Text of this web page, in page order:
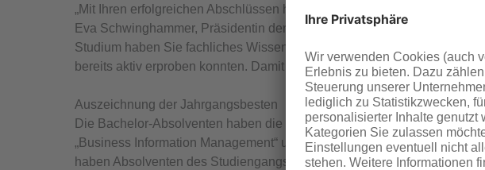
„Mit Ihren erfolgreichen Abschlüssen haben Sie sich beste
Eva Schwinghammer, Präsidentin der Provadis Hochschule, bei der
Studium haben Sie fachliches Wissen und berufliche Kompetenzen
bereits aktiv erproben konnten. Damit sind Sie gefragte Fach- und
Auszeichnung der Jahrgangsbesten
Die Bachelor-Absolventen haben die Studiengänge „Biopharmaceutical
„Business Information Management“ und „Business Administration“
haben Absolventen des Studiengangs „Technologie und Management“